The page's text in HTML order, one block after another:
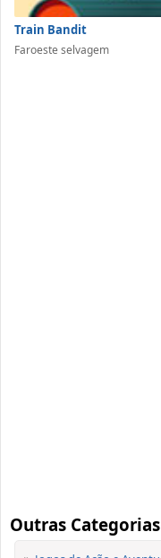
Train Bandit
Faroeste selvagem
Outras